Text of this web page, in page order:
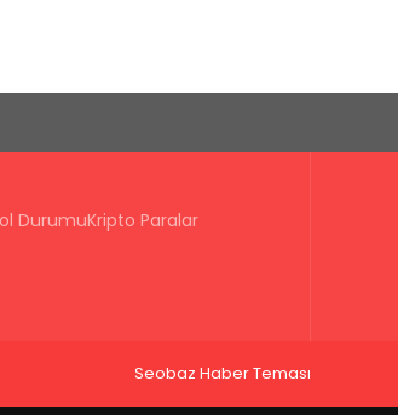
DurumuKripto Paralar
Seobaz Haber Teması